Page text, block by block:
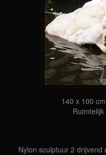
140 x 100
Nylon sculptuur 2 drijvend